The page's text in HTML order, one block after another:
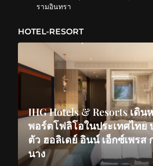
รามอินทรา
HOTEL-RESORT
IHG Hotels & Resorts เดิน
พอร์ตโฟลิโอในประเทศไทย
ตัว ฮอลิเดย์ อินน์ เอ็กซ์เพรส
นาง